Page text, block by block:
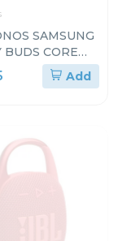
SAMSUNG
BUDS CORE
Add